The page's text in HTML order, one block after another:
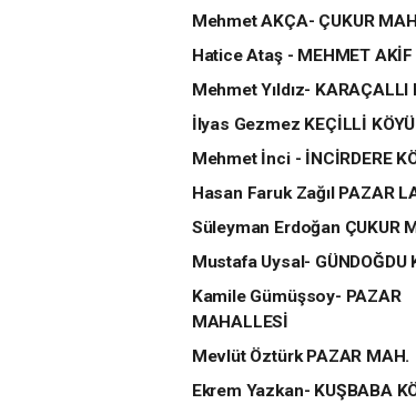
Mehmet AKÇA- ÇUKUR
Hatice Ataş - MEHMET AKİF
Mehmet Yıldız- KARAÇALLI
İlyas Gezmez KEÇİLLİ KÖYÜ
Mehmet İnci - İNCİRDERE
Hasan Faruk Zağıl PAZAR
Süleyman Erdoğan ÇUKUR
Mustafa Uysal- GÜNDOĞDU
Kamile Gümüşsoy- PAZAR
MAHALLESİ
Mevlüt Öztürk PAZAR MAH.
Ekrem Yazkan- KUŞBABA